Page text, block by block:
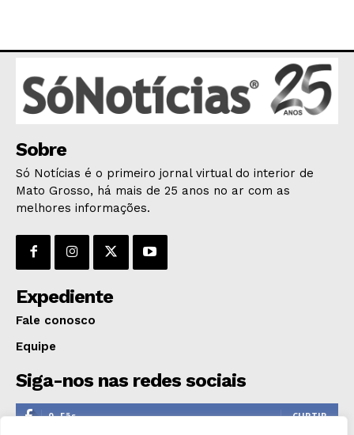
POLÍTICA
POLÍCIA
ESPORTES
OPINIÃO
GERAL
EDUCAÇÃO
AGRONOTÍCIAS
ÚLTIMAS NOTÍCIAS
Sobre
Só Notícias é o primeiro jornal virtual do interior de
Mato Grosso, há mais de 25 anos no ar com as
melhores informações.
Expediente
Fale conosco
Equipe
Siga-nos nas redes sociais
0 Fãs CURTIR